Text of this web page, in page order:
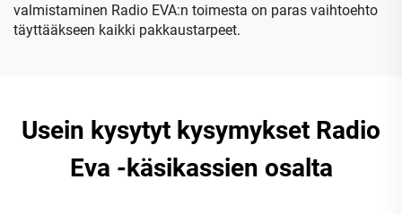
valmistaminen Radio EVA:n toimesta on paras vaihtoehto
täyttääkseen kaikki pakkaustarpeet.
Usein kysytyt kysymykset Radio
Eva -käsikassien osalta